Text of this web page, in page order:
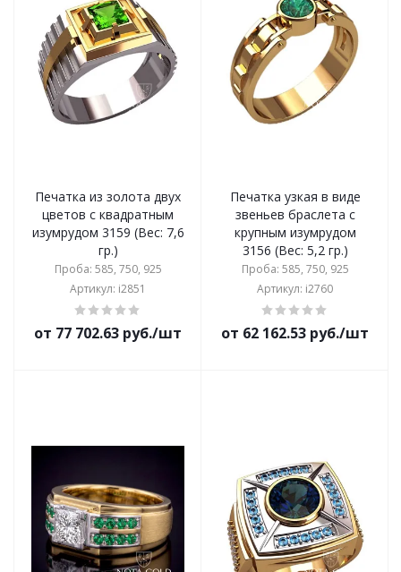
Печатка из золота двух
цветов с квадратным
изумрудом 3159 (Вес: 7,6
гр.)
Проба: 585, 750, 925
Артикул: i2851
от 77 702.63 руб./шт
Печатка узкая в виде
звеньев браслета с
крупным изумрудом
3156 (Вес: 5,2 гр.)
Проба: 585, 750, 925
Артикул: i2760
от 62 162.53 руб./шт